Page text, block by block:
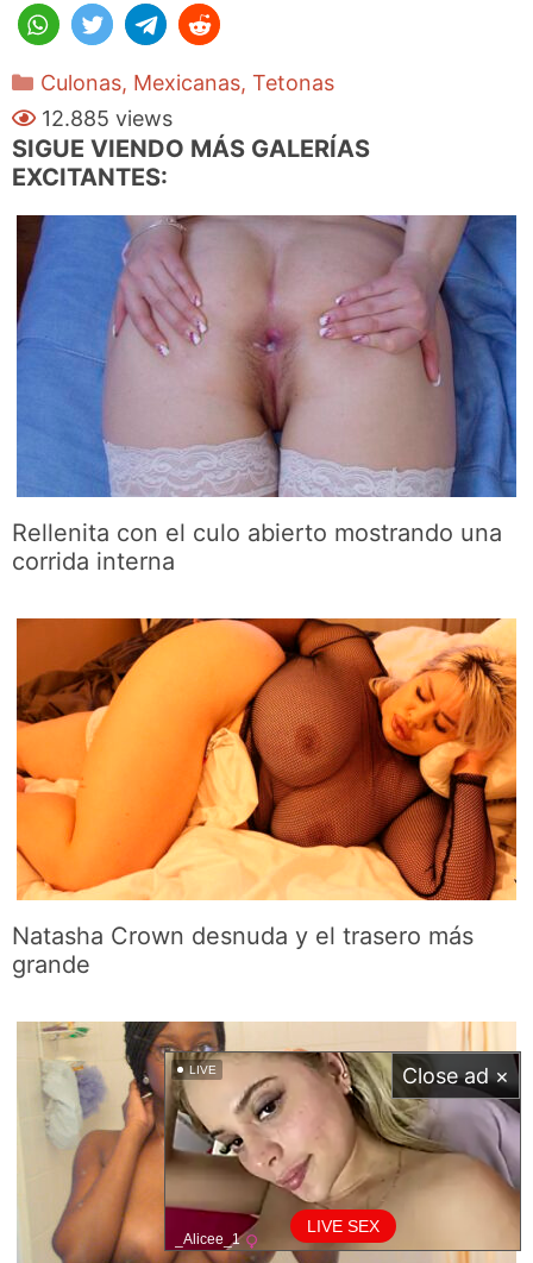
LIVE SEX
LIVE
_Alicee_1
Close ad ×
Categorías
Culonas, Mexicanas, Tetonas
12.885 views
SIGUE VIENDO MÁS GALERÍAS
EXCITANTES:
Rellenita con el culo abierto mostrando una
corrida interna
Natasha Crown desnuda y el trasero más
grande